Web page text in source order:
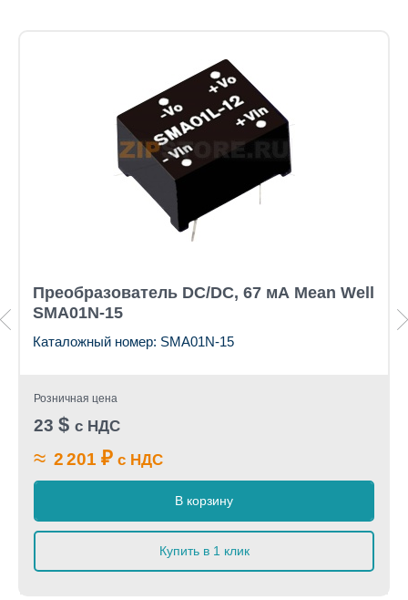
Преобразователь DC/DC, 67 мА Mean Well
SMA01N-15
Каталожный номер: SMA01N-15
Розничная цена
23 $ с НДС
≈ 2 201 ₽ с НДС
В корзину
Купить в 1 клик